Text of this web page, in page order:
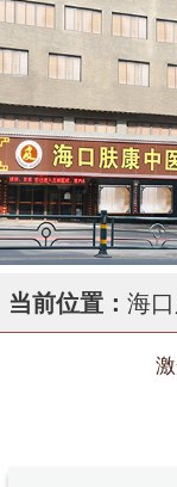
当前位置： 海